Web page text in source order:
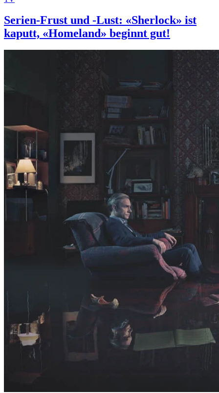
Serien-Frust und -Lust: «Sherlock» ist
kaputt, «Homeland» beginnt gut!